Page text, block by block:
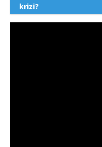
krizi?